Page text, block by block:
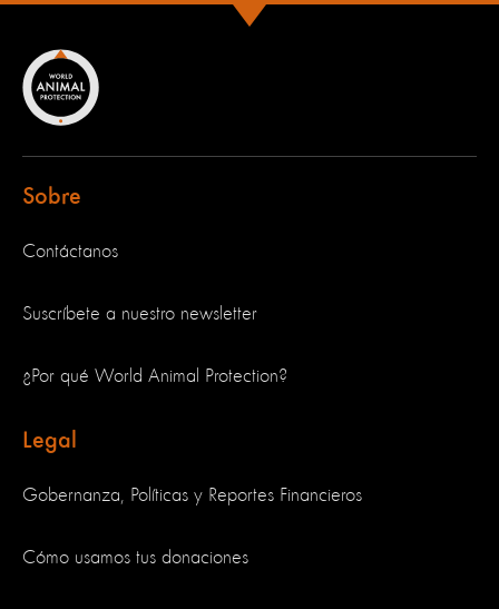
Sobre
Contáctanos
Suscríbete a nuestro newsletter
¿Por qué World Animal Protection?
Legal
Gobernanza, Políticas y Reportes Financieros
Cómo usamos tus donaciones